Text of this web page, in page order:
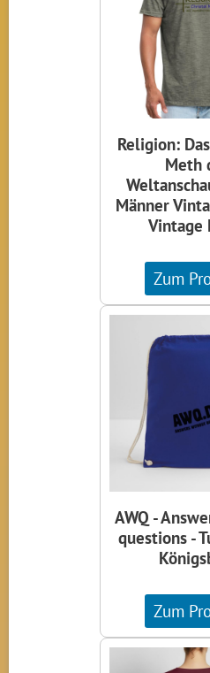
Religion:
Meth
Männer
Vintage
Zum
AWQ -
questions -
Zum